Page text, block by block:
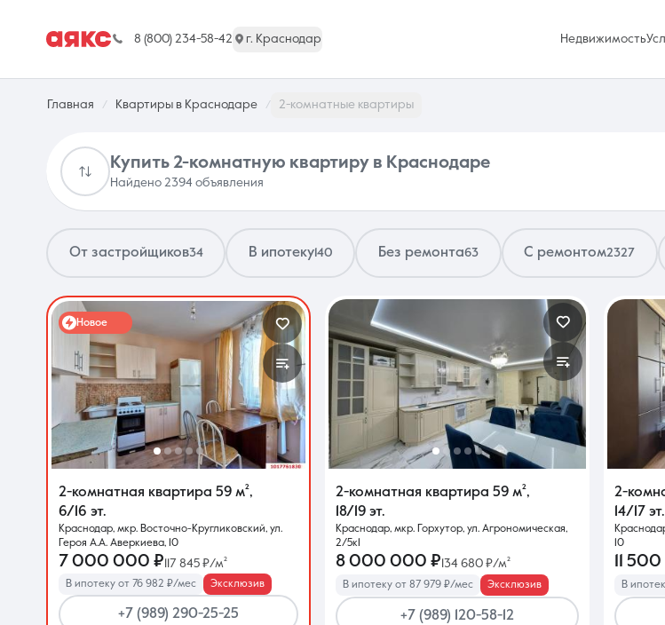
8 (800) 234-58-42 г. Краснодар Недвижимость
Недвижимость
О компании
8 (861) 297-00-
Главная Квартиры в Краснодаре 2-комнатные квартиры
Купить 2-комнатную квартиру в Краснодаре
Найдено 2394 объявления
От застройщиков34 В ипотеку140 Без ремонта63 С ремонтом2327
2-комнатная квартира 59 м²,
6/16 эт.
Краснодар, мкр. Восточно-Кругликовский, ул.
Героя А.А. Аверкиева, 10
7 000 000 ₽117 845 ₽/м²
В ипотеку от 76 982 ₽/мес Эксклюзив
+7 (989) 290-25-25
Новое
2-комнатная квартира 59 м²,
18/19 эт.
Краснодар, мкр. Горхутор, ул. Агрономическая,
2/5к1
8 000 000 ₽ 134 680 ₽/м²
В ипотеку от 87 979 ₽/мес Эксклюзив
+7 (989) 120-58-12
2-
14/17 эт.
10
11
В